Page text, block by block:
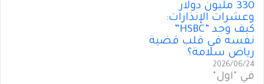
330 مليون دولار
وعشرات الإنذارات:
كيف وجد “HSBC”
نفسه في قلب قضية
رياض سلامة؟
2026/06/24
في "أول"